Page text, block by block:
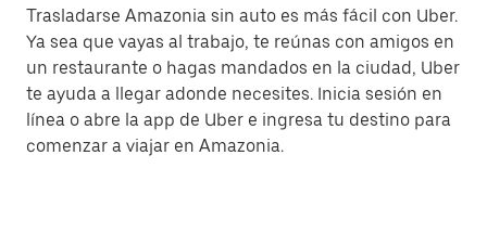
Trasladarse Amazonia sin auto es más fácil con Uber.
Ya sea que vayas al trabajo, te reúnas con amigos en
un restaurante o hagas mandados en la ciudad, Uber
te ayuda a llegar adonde necesites. Inicia sesión en
línea o abre la app de Uber e ingresa tu destino para
comenzar a viajar en Amazonia.